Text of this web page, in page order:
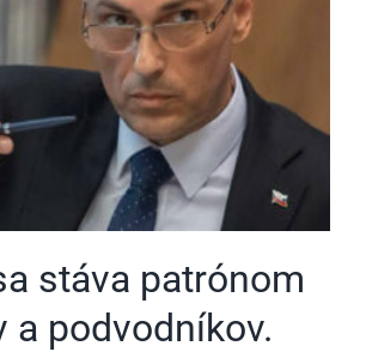
stáva patrónom
a podvodníkov.